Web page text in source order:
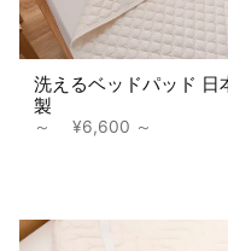
洗えるベッドパッド 日
製
～ ¥6,600